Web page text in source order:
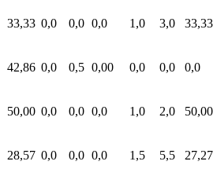
33,33 0,0 0,0 0,0 1,0 3,0 33,33
42,86 0,0 0,5 0,00 0,0 0,0 0,0
50,00 0,0 0,0 0,0 1,0 2,0 50,00
28,57 0,0 0,0 0,0 1,5 5,5 27,27